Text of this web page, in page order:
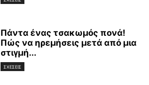
Πάντα ένας τσακωμός πονά!
Πώς να ηρεμήσεις μετά από μια
στιγμή...
ΣΧΕΣΕΙΣ